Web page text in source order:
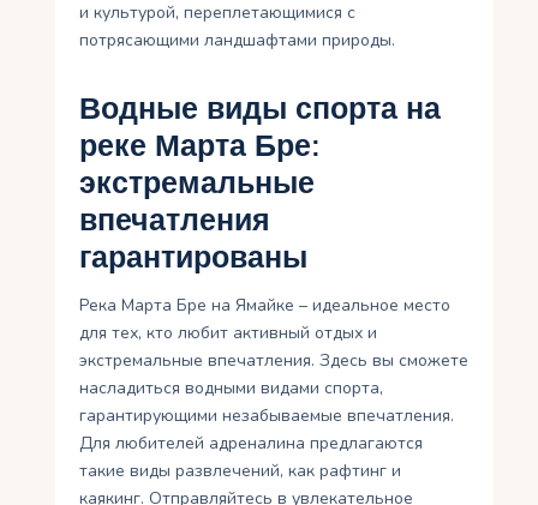
и культурой, переплетающимися с
потрясающими ландшафтами природы.
Водные виды спорта на
реке Марта Бре:
экстремальные
впечатления
гарантированы
Река Марта Бре на Ямайке – идеальное место
для тех, кто любит активный отдых и
экстремальные впечатления. Здесь вы сможете
насладиться водными видами спорта,
гарантирующими незабываемые впечатления.
Для любителей адреналина предлагаются
такие виды развлечений, как рафтинг и
каякинг. Отправляйтесь в увлекательное